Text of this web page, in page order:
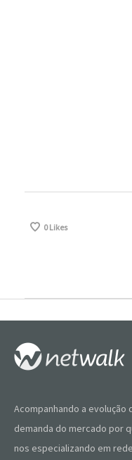
0Likes
Acompanhando a
demanda do mercado por
nos especializando em